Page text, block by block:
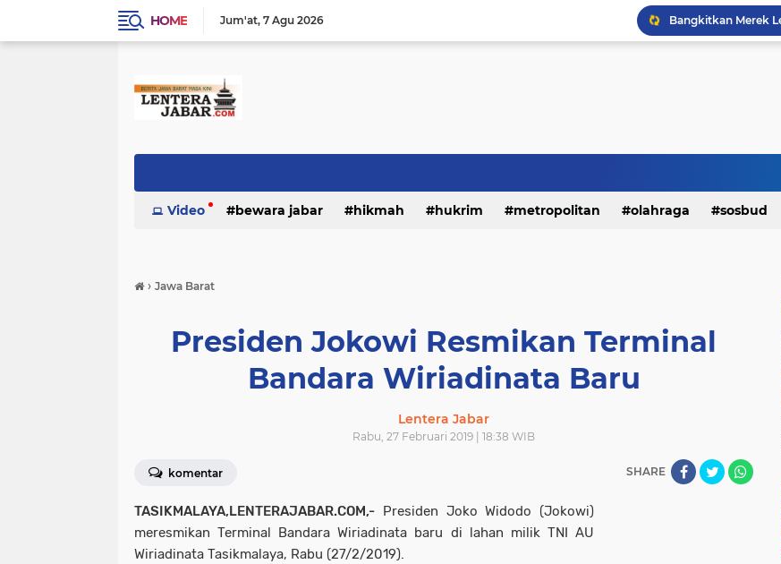
HOME Jum'at 7 Agu 2026
Video bewara jabar hikmah hukrim metropolitan olahraga sosbud
› Jawa Barat
Presiden Jokowi Resmikan Terminal
Bandara Wiriadinata Baru
Lentera Jabar
Rabu, 27 Februari 2019 | 18:38 WIB
komentar SHARE
TASIKMALAYA,LENTERAJABAR.COM,- Presiden Joko Widodo (Jokowi)
meresmikan Terminal Bandara Wiriadinata baru di lahan milik TNI AU
Wiriadinata Tasikmalaya, Rabu (27/2/2019).